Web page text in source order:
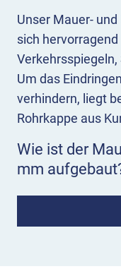
Unser Mauer-
sich
Um das
verhindern, liegt
Rohrkappe aus
Wie ist der
mm
verzinktem Stahl.
einer viereckigen